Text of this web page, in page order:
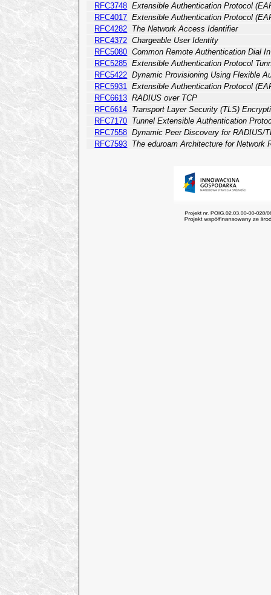
RFC3748 Extensible Authentication Protocol
RFC4017 Extensible Authentication Protocol
RFC4282 The Network Access Identifier
RFC4372 Chargeable User Identity
RFC5080 Common Remote Authentication Dial
RFC5285 Extensible Authentication Protocol
RFC5422 Dynamic Provisioning Using Flexible
RFC5931 Extensible Authentication Protocol
RFC6613 RADIUS over TCP
RFC6614 Transport Layer Security (TLS)
RFC7170 Tunnel Extensible Authentication
RFC7558 Dynamic Peer Discovery for RADIUS/
RFC7593 The eduroam Architecture for Network